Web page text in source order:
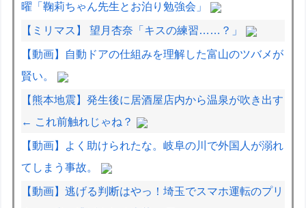
曜「鞠莉ちゃん先生とお泊り勉強会」
【ミリマス】 望月杏奈「キスの練習……？」
【動画】自動ドアの仕組みを理解した富山のツバメが
賢い。
【熊本地震】発生後に居酒屋店内から温泉が吹き出す
← これ前触れじゃね？
【動画】よく助けられたな。岐阜の川で外国人が溺れ
てしまう事故。
【動画】逃げる判断はやっ！埼玉でスマホ運転のプリ